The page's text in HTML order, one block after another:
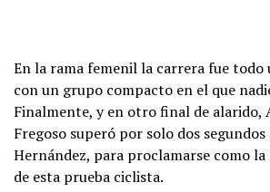
En la rama femenil la carrera fue todo
con un grupo compacto en el que
Finalmente, y en otro final de alarido,
Fregoso superó por solo dos
Hernández, para proclamarse como la
de esta prueba ciclista.